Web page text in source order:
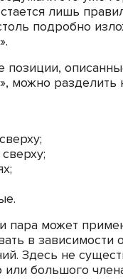
лишь
подробно
позиции,
можно разделить
пара может
в зависимости
Здесь не
или большого